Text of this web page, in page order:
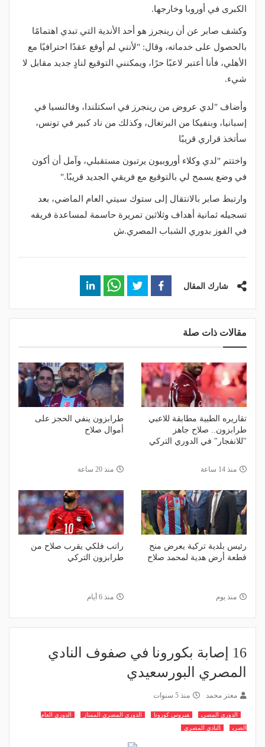
الكبرى في أوروبا وخارجها.
وكشف صابر عن أن رينجرز هو أحد الأندية التي تبدي اهتمامًا
بالحصول على خدماته، وقال: "لأنني لم أوقع عقدًا احترافيًا مع
الأهلي، فأنا أعتبر لاعبًا حرًا، ويمكنني التوقيع لنادٍ جديد مقابل لا
شيء.
وأضاف "لدي عروض من رينجرز في اسكتلندا، وفالنسيا في
إسبانيا، وبنفيكا من البرتغال، وكذلك من ناد كبير في تونس،
سأتخذ قراري قريبًا
واختتم "لدي وكلاء أوروبيون يرتبون مستقبلي، وآمل أن أكون
في وضع يسمح لي بالتوقيع مع فريقي الجديد قريبًا."
وارتبط صابر بالانتقال إلى ستوك سيتي العام الماضي، بعد
تسجيله ثمانية أهداف وثلاثين تمريرة حاسمة لمساعدة فريقه
في الفوز بدوري الشباب المصري.ش
شارك المقال
مقالات ذات صلة
تقاريره الطبية مطابقة للاعبي
طرابزون.. صلاح جاهز
"للانفجار" في الدوري التركي
منذ 14 ساعة
طرابزون ينفي الحجز على
أموال صلاح
منذ 20 ساعة
رئيس بلدية تركية يعرض منح
قطعة أرض هدية لمحمد صلاح
منذ يوم
راتب فلكي يقرب صلاح من
طرابزون التركي
منذ 6 أيام
16 إصابة بكورونا في صفوف النادي
المصري البورسعيدي
معتز محمد منذ 5 سنوات
الدوري المصري فيروس كورونا الدوري المصري الممتاز
الدوري العام
الصري
النادي المصري